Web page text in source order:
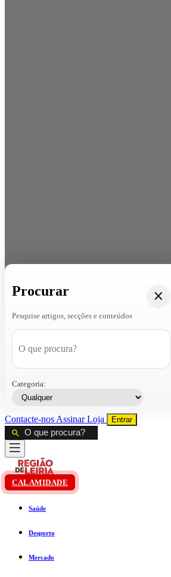
Procurar
Pesquise artigos, secções e conteúdos
Categoria:
Contacte-nos AssinarLoja Entrar
CALAMIDADE
Saúde
Desporto
Mercado